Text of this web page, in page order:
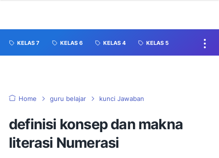
KELAS 7 KELAS 6 KELAS 4 KELAS 5
Home guru belajar kunci Jawaban
definisi konsep dan makna
literasi Numerasi